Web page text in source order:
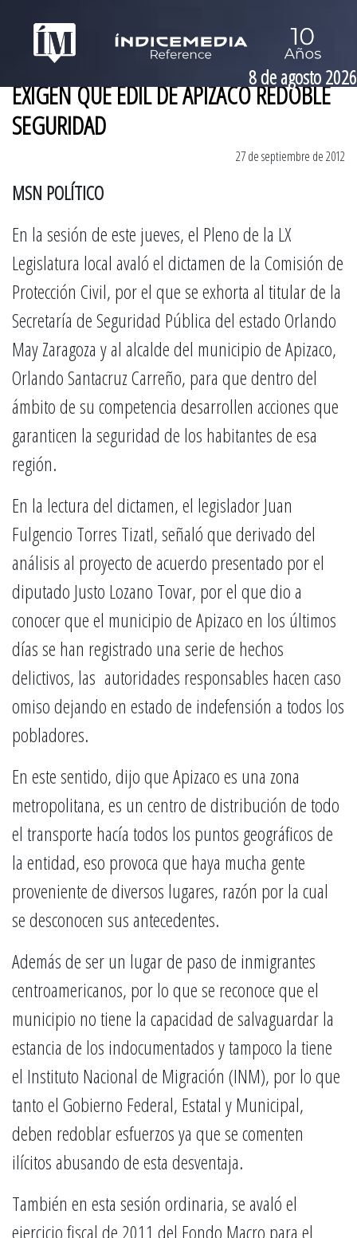
8 de agosto 2026
EXIGEN QUE EDIL DE APIZACO REDOBLE
SEGURIDAD
27 de septiembre de 2012
MSN POLÍTICO
En la sesión de este jueves, el Pleno de la LX
Legislatura local avaló el dictamen de la Comisión de
Protección Civil, por el que se exhorta al titular de la
Secretaría de Seguridad Pública del estado Orlando
May Zaragoza y al alcalde del municipio de Apizaco,
Orlando Santacruz Carreño, para que dentro del
ámbito de su competencia desarrollen acciones que
garanticen la seguridad de los habitantes de esa
región.
En la lectura del dictamen, el legislador Juan
Fulgencio Torres Tizatl, señaló que derivado del
análisis al proyecto de acuerdo presentado por el
diputado Justo Lozano Tovar, por el que dio a
conocer que el municipio de Apizaco en los últimos
días se han registrado una serie de hechos
delictivos, las autoridades responsables hacen caso
omiso dejando en estado de indefensión a todos los
pobladores.
En este sentido, dijo que Apizaco es una zona
metropolitana, es un centro de distribución de todo
el transporte hacía todos los puntos geográficos de
la entidad, eso provoca que haya mucha gente
proveniente de diversos lugares, razón por la cual
se desconocen sus antecedentes.
Además de ser un lugar de paso de inmigrantes
centroamericanos, por lo que se reconoce que el
municipio no tiene la capacidad de salvaguardar la
estancia de los indocumentados y tampoco la tiene
el Instituto Nacional de Migración (INM), por lo que
tanto el Gobierno Federal, Estatal y Municipal,
deben redoblar esfuerzos ya que se comenten
ilícitos abusando de esta desventaja.
También en esta sesión ordinaria, se avaló el
ejercicio fiscal de 2011 del Fondo Macro para el